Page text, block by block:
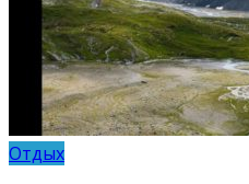
Отдых